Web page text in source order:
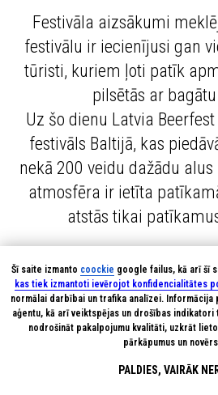
Šī saite izmanto coockie google failus, kā arī šī
kas tiek izmantoti ievērojot konfidencialitātes
normālai darbībai un trafika analīzei. Informācija
aģentu, kā arī veiktspējas un drošības
nodrošināt pakalpojumu kvalitāti, uzkrāt
pārkāpumus un
PALDIES, VAIRĀK
Festivāla aizsākumi
festivālu ir iecienījusi gan
tūristi, kuriem ļoti patīk
pilsētās ar
Uz šo dienu Latvia
festivāls Baltijā, kas
nekā 200 veidu dažādu
atmosfēra ir ietīta
atstās tikai